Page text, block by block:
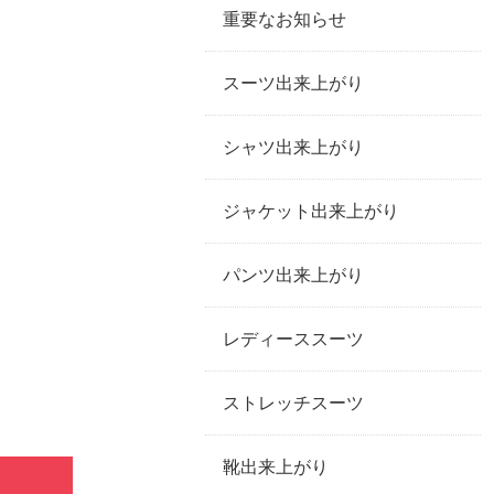
重要なお知らせ
スーツ出来上がり
シャツ出来上がり
ジャケット出来上がり
パンツ出来上がり
レディーススーツ
ストレッチスーツ
靴出来上がり